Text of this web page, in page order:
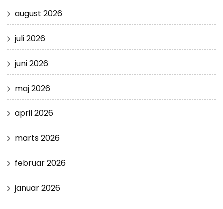
august 2026
juli 2026
juni 2026
maj 2026
april 2026
marts 2026
februar 2026
januar 2026